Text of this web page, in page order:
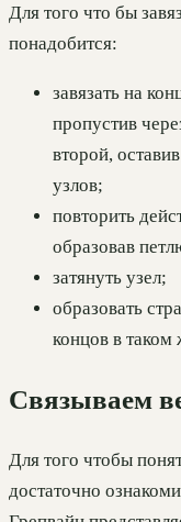
Для того что бы
понадобится:
завязать на
пропустив
второй,
узлов;
повторить
образовав
затянуть узел;
образовать
концов в таком
Связываем
Для того чтобы
достаточно